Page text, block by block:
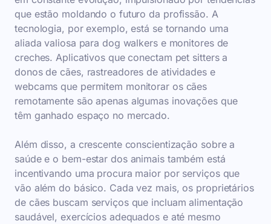
que estão moldando o futuro da profissão. A
tecnologia, por exemplo, está se tornando uma
aliada valiosa para dog walkers e monitores de
creches. Aplicativos que conectam pet sitters a
donos de cães, rastreadores de atividades e
webcams que permitem monitorar os cães
remotamente são apenas algumas inovações que
têm ganhado espaço no mercado.
Além disso, a crescente conscientização sobre a
saúde e o bem-estar dos animais também está
incentivando uma procura maior por serviços que
vão além do básico. Cada vez mais, os proprietários
de cães buscam serviços que incluam alimentação
saudável, exercícios adequados e até mesmo